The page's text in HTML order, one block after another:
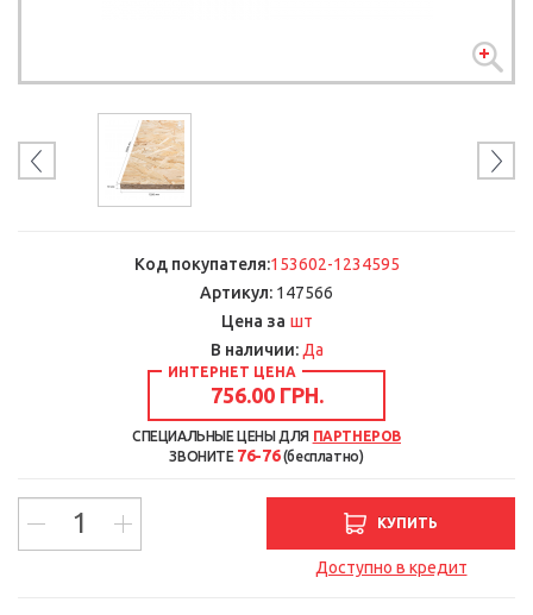
Код покупателя:153602-1234595
Артикул: 147566
Цена за шт
В наличии: Да
ИНТЕРНЕТ ЦЕНА
756.00 ГРН.
СПЕЦИАЛЬНЫЕ ЦЕНЫ ДЛЯ ПАРТНЕРОВ
ЗВОНИТЕ 76-76(бесплатно)
КУПИТЬ
Доступно в кредит